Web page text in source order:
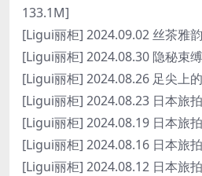
133.1M]
[Ligui丽柜] 2024.09.02 丝茶雅
[Ligui丽柜] 2024.08.30 隐秘束
[Ligui丽柜] 2024.08.26 足尖上
[Ligui丽柜] 2024.08.23 日本旅
[Ligui丽柜] 2024.08.19 日本旅
[Ligui丽柜] 2024.08.16 日本旅
[Ligui丽柜] 2024.08.12 日本旅